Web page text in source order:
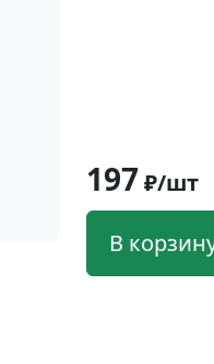
197 ₽/шт
В